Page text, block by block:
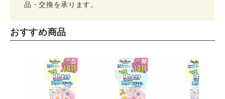
品・交換を承ります。
おすすめ商品